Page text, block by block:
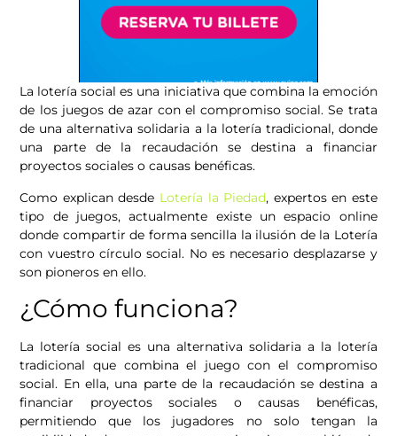
La lotería social es una iniciativa que combina la emoción
de los juegos de azar con el compromiso social. Se trata
de una alternativa solidaria a la lotería tradicional, donde
una parte de la recaudación se destina a financiar
proyectos sociales o causas benéficas.
Como explican desde Lotería la Piedad, expertos en este
tipo de juegos, actualmente existe un espacio online
donde compartir de forma sencilla la ilusión de la Lotería
con vuestro círculo social. No es necesario desplazarse y
son pioneros en ello.
¿Cómo funciona?
La lotería social es una alternativa solidaria a la lotería
tradicional que combina el juego con el compromiso
social. En ella, una parte de la recaudación se destina a
financiar proyectos sociales o causas benéficas,
permitiendo que los jugadores no solo tengan la